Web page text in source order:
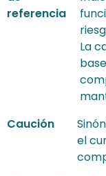
referencia
La
Caución
el